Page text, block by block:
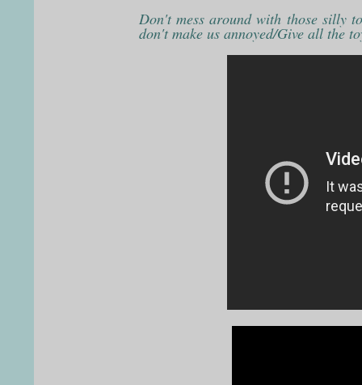
Don't mess around with those silly
don't make us annoyed/Give all the